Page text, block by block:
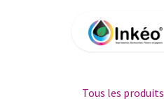
Tous les produits